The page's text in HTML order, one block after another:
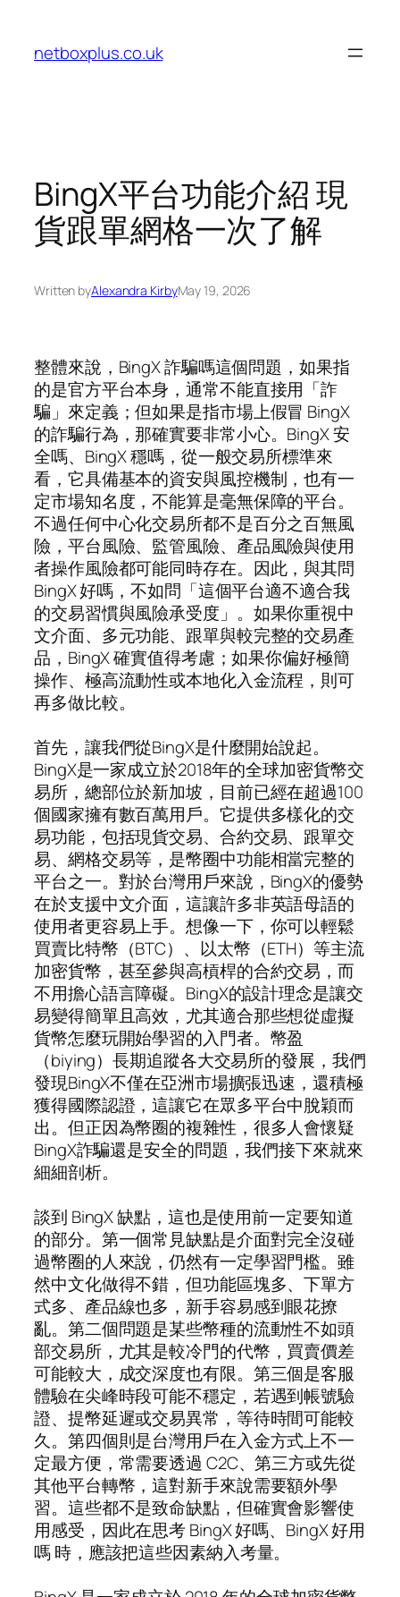
content
netboxplus.co.uk
BingX平台功能介紹 現
貨跟單網格一次了解
Written byAlexandra KirbyMay 19, 2026
整體來說，BingX 詐騙嗎這個問題，如果指
的是官方平台本身，通常不能直接用「詐
騙」來定義；但如果是指市場上假冒 BingX
的詐騙行為，那確實要非常小心。BingX 安
全嗎、BingX 穩嗎，從一般交易所標準來
看，它具備基本的資安與風控機制，也有一
定市場知名度，不能算是毫無保障的平台。
不過任何中心化交易所都不是百分之百無風
險，平台風險、監管風險、產品風險與使用
者操作風險都可能同時存在。因此，與其問
BingX 好嗎，不如問「這個平台適不適合我
的交易習慣與風險承受度」。如果你重視中
文介面、多元功能、跟單與較完整的交易產
品，BingX 確實值得考慮；如果你偏好極簡
操作、極高流動性或本地化入金流程，則可
再多做比較。
首先，讓我們從BingX是什麼開始說起。
BingX是一家成立於2018年的全球加密貨幣交
易所，總部位於新加坡，目前已經在超過100
個國家擁有數百萬用戶。它提供多樣化的交
易功能，包括現貨交易、合約交易、跟單交
易、網格交易等，是幣圈中功能相當完整的
平台之一。對於台灣用戶來說，BingX的優勢
在於支援中文介面，這讓許多非英語母語的
使用者更容易上手。想像一下，你可以輕鬆
買賣比特幣（BTC）、以太幣（ETH）等主流
加密貨幣，甚至參與高槓桿的合約交易，而
不用擔心語言障礙。BingX的設計理念是讓交
易變得簡單且高效，尤其適合那些想從虛擬
貨幣怎麼玩開始學習的入門者。幣盈
（biying）長期追蹤各大交易所的發展，我們
發現BingX不僅在亞洲市場擴張迅速，還積極
獲得國際認證，這讓它在眾多平台中脫穎而
出。但正因為幣圈的複雜性，很多人會懷疑
BingX詐騙還是安全的問題，我們接下來就來
細細剖析。
談到 BingX 缺點，這也是使用前一定要知道
的部分。第一個常見缺點是介面對完全沒碰
過幣圈的人來說，仍然有一定學習門檻。雖
然中文化做得不錯，但功能區塊多、下單方
式多、產品線也多，新手容易感到眼花撩
亂。第二個問題是某些幣種的流動性不如頭
部交易所，尤其是較冷門的代幣，買賣價差
可能較大，成交深度也有限。第三個是客服
體驗在尖峰時段可能不穩定，若遇到帳號驗
證、提幣延遲或交易異常，等待時間可能較
久。第四個則是台灣用戶在入金方式上不一
定最方便，常需要透過 C2C、第三方或先從
其他平台轉幣，這對新手來說需要額外學
習。這些都不是致命缺點，但確實會影響使
用感受，因此在思考 BingX 好嗎、BingX 好用
嗎 時，應該把這些因素納入考量。